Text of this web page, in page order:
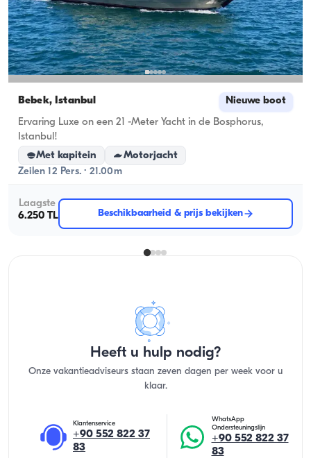
Bebek, İstanbul Nieuwe boot
Ervaring Luxe on een 21 -Meter Yacht in de Bosphorus,
Istanbul!
Met kapitein
Motorjacht
Zeilen 12 Pers. · 21.00m
Laagste
6.250 TL
Beschikbaarheid & prijs bekijken
Heeft u hulp nodig?
Onze vakantieadviseurs staan zeven dagen per week voor u
klaar.
Klantenservice
+90 552 822 37
83
WhatsApp
Ondersteuningslijn
+90 552 822 37
83